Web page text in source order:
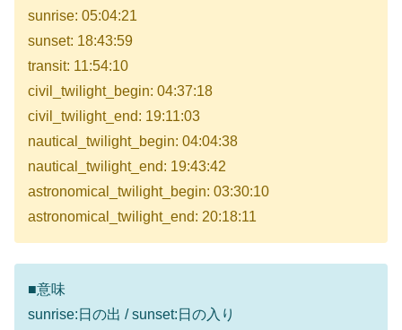
sunrise: 05:04:21
sunset: 18:43:59
transit: 11:54:10
civil_twilight_begin: 04:37:18
civil_twilight_end: 19:11:03
nautical_twilight_begin: 04:04:38
nautical_twilight_end: 19:43:42
astronomical_twilight_begin: 03:30:10
astronomical_twilight_end: 20:18:11
■意味
sunrise:日の出 / sunset:日の入り